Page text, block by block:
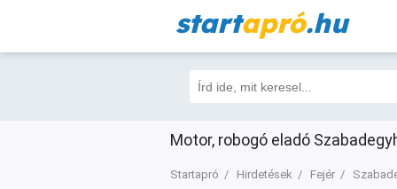
startapró.hu
Motor, robogó eladó
Startapró Hirdetések Fejér
Szűrők 3 Összes
7